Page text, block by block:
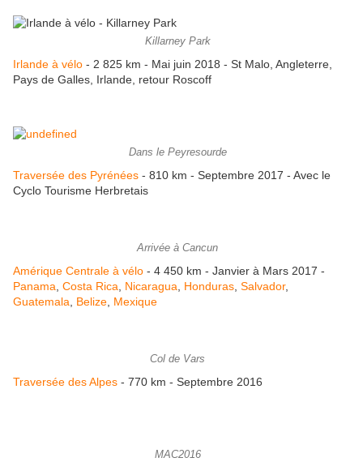
Killarney Park
Irlande à vélo - 2 825 km - Mai juin 2018 - St Malo, Angleterre,
Pays de Galles, Irlande, retour Roscoff
Dans le Peyresourde
Traversée des Pyrénées - 810 km - Septembre 2017 - Avec le
Cyclo Tourisme Herbretais
Arrivée à Cancun
Amérique Centrale à vélo - 4 450 km - Janvier à Mars 2017 -
Panama Costa Rica Nicaragua Honduras Salvador,
Guatemala
Belize Mexique
Col de Vars
Traversée des Alpes - 770 km - Septembre 2016
MAC2016